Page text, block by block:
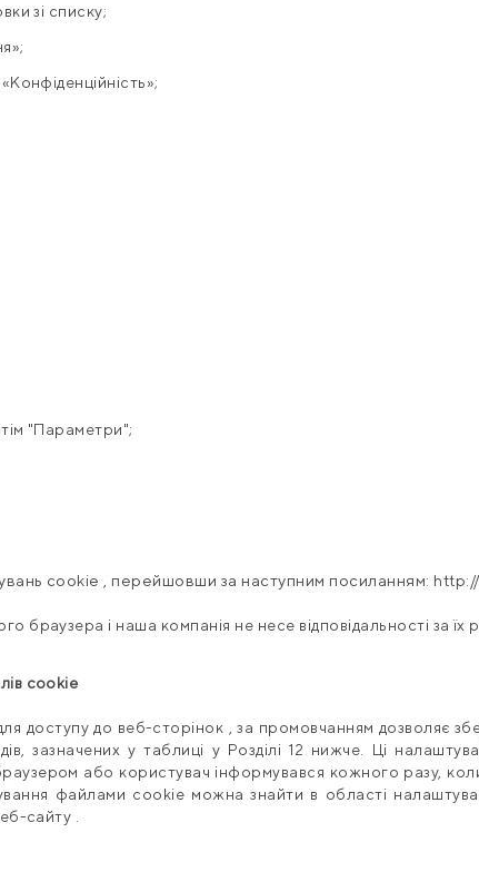
зі списку;
"Параметри";
cookie , перейшовши за наступним посиланням:
браузера і наша компанія не несе відповідальності за їх
cookie
доступу до веб-сторінок , за промовчанням дозволяє
зазначених у таблиці у Розділі 12 нижче. Ці
або користувач інформувався кожного разу,
файлами cookie можна знайти в області
сайту .